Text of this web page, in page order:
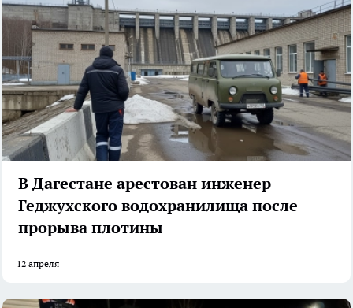
В Дагестане арестован инженер
Геджухского водохранилища после
прорыва плотины
12 апреля